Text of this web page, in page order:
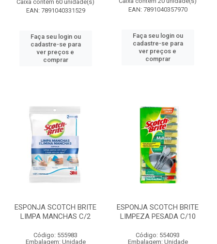
Caixa contém 60 unidade(s)
EAN: 7891040331529
Faça seu login ou
cadastre-se para
ver preços e
comprar
EAN: 7891040357970
Faça seu login ou
cadastre-se para
ver preços e
comprar
ESPONJA SCOTCH BRITE
LIMPA MANCHAS C/2
Código: 555983
Embalagem: Unidade
ESPONJA SCOTCH BRITE
LIMPEZA PESADA C/10
Código: 554093
Embalagem: Unidade